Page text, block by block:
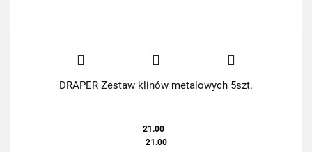
DRAPER Zestaw klinów metalowych 5szt.
21.00
21.00